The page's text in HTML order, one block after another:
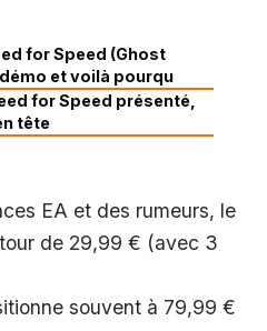
for Speed (Ghost
démo et voilà pourqu
for Speed présenté,
tête
EA et des rumeurs, le
de 29,99 € (avec 3
souvent à 79,99 €